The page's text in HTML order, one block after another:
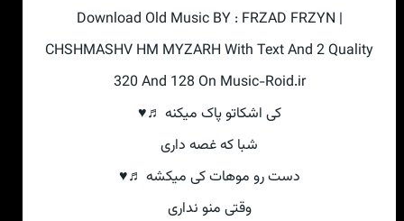
Download Old Music BY : FRZAD FRZYN |
CHSHMASHV HM MYZARH With Text And 2 Quality
320 And 128 On Music-Roid.ir
کی اشکاتو پاک میکنه ♬♥
شبا که غصه داری
دست رو موهات کی میکشه ♬♥
وقتی منو نداری